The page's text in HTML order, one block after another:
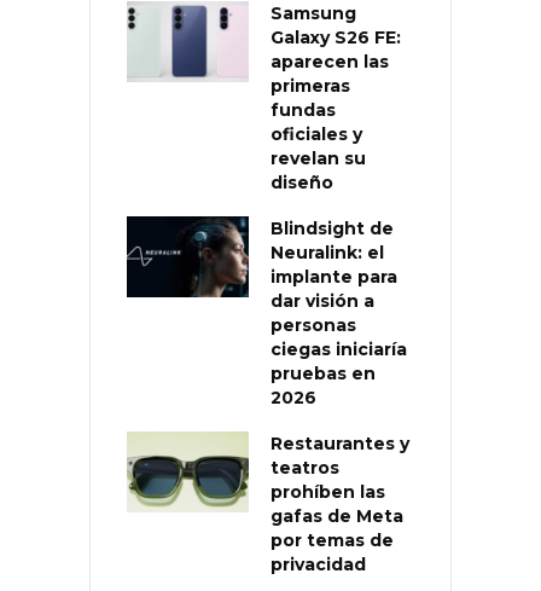
Samsung
Galaxy S26 FE:
aparecen las
primeras
fundas
oficiales y
revelan su
diseño
Blindsight de
Neuralink: el
implante para
dar visión a
personas
ciegas iniciaría
pruebas en
2026
Restaurantes y
teatros
prohíben las
gafas de Meta
por temas de
privacidad